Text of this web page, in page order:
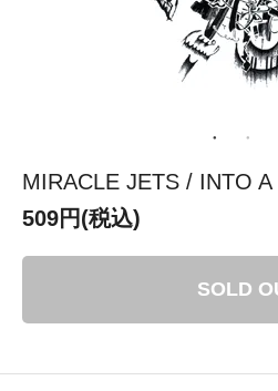
MIRACLE JETS / INTO A
509円(税込)
SOLD